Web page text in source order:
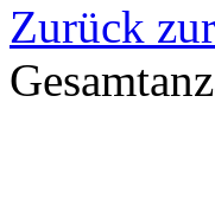
Zurück